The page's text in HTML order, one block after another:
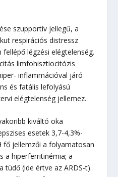
szupportív jellegű, a
respirációs distressz
légzési elégtelenség.
limfohisztiocitózis
inflammációval járó
és fatális lefolyású
elégtelenség jellemez.
kiváltó oka
esetek 3,7-4,3%-
fő jellemzői a folyamatosan
a hiperferritinémia; a
tüdő (ide értve az ARDS-t).